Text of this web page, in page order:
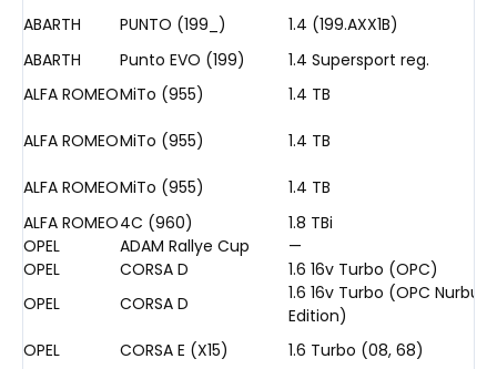
ABARTH PUNTO (199_)
1.4 (199.AXX1B)
ABARTH
Punto EVO (199)
1.4 Supersport reg.
ALFA ROMEOMiTo (955) 1.4 TB
ALFA ROMEOMiTo (955) 1.4 TB
ALFA ROMEOMiTo (955)
1.4 TB
ALFA ROMEO4C (960)
1.8 TBi
OPEL
ADAM Rallye Cup
—
OPEL
CORSA D
1.6 16v Turbo (OPC)
OPEL
CORSA D
1.6 16v Turbo (OPC
Edition)
OPEL
CORSA E (X15) 1.6 Turbo (08, 68)